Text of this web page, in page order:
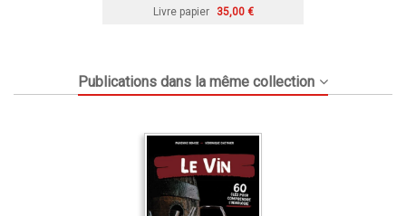
Livre papier 35,00 €
Publications dans la même collection